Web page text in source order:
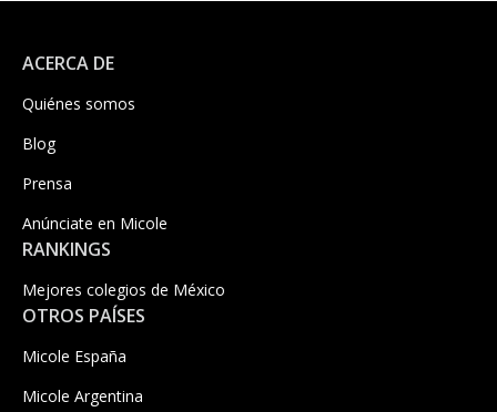
ACERCA DE
Quiénes somos
Blog
Prensa
Anúnciate en Micole
RANKINGS
Mejores colegios de México
OTROS PAÍSES
Micole España
Micole Argentina